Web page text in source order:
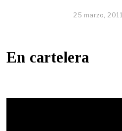
25 marzo, 2011
En cartelera